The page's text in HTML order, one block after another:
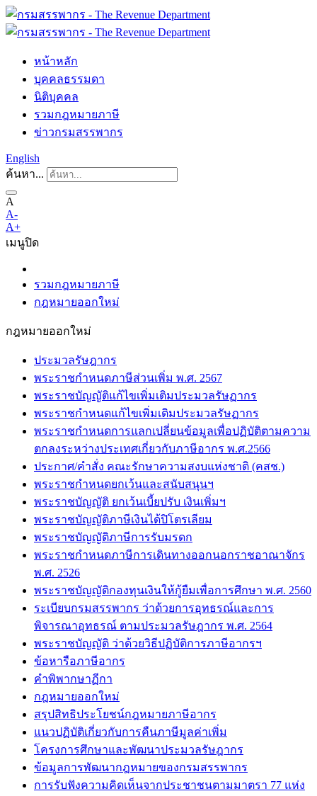
หน้าหลัก
บุคคลธรรมดา
นิติบุคคล
รวมกฎหมายภาษี
ข่าวกรมสรรพากร
English
ค้นหา...
A
A-
A+
เมนูปิด
รวมกฎหมายภาษี
กฎหมายออกใหม่
กฎหมายออกใหม่
ประมวลรัษฎากร
พระราชกำหนดภาษีส่วนเพิ่ม พ.ศ. 2567
พระราชบัญญัติแก้ไขเพิ่มเติมประมวลรัษฏากร
พระราชกำหนดแก้ไขเพิ่มเติมประมวลรัษฏากร
พระราชกำหนดการแลกเปลี่ยนข้อมูลเพื่อปฏิบัติตามความ
ตกลงระหว่างประเทศเกี่ยวกับภาษีอากร พ.ศ.2566
ประกาศ/คำสั่ง คณะรักษาความสงบแห่งชาติ (คสช.)
พระราชกำหนดยกเว้นและสนับสนุนฯ
พระราชบัญญัติ ยกเว้นเบี้ยปรับ เงินเพิ่มฯ
พระราชบัญญัติภาษีเงินได้ปิโตรเลียม
พระราชบัญญัติภาษีการรับมรดก
พระราชกำหนดภาษีการเดินทางออกนอกราชอาณาจักร
พ.ศ. 2526
พระราชบัญญัติกองทุนเงินให้กู้ยืมเพื่อการศึกษา พ.ศ. 2560
ระเบียบกรมสรรพากร ว่าด้วยการอุทธรณ์และการ
พิจารณาอุทธรณ์ ตามประมวลรัษฎากร พ.ศ. 2564
พระราชบัญญัติ ว่าด้วยวิธีปฏิบัติการภาษีอากรฯ
ข้อหารือภาษีอากร
คำพิพากษาฏีกา
กฎหมายออกใหม่
สรุปสิทธิประโยชน์กฎหมายภาษีอากร
แนวปฏิบัติเกี่ยวกับการคืนภาษีมูลค่าเพิ่ม
โครงการศึกษาและพัฒนาประมวลรัษฎากร
ข้อมูลการพัฒนากฎหมายของกรมสรรพากร
การรับฟังความคิดเห็นจากประชาชนตามมาตรา 77 แห่ง